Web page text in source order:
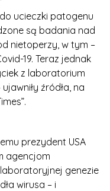
ucieczki patogenu
są badania nad
nietoperzy, w tym –
19. Teraz jednak
z laboratorium
źródła, na
prezydent USA
agencjom
genezie
wirusa – i